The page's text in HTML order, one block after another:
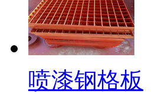
喷漆钢格板